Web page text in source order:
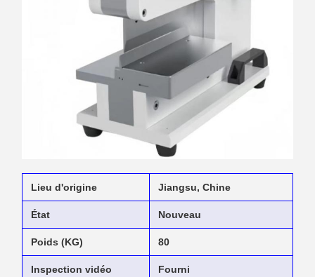
Lieu d'origine Jiangsu, Chine
État Nouveau
Poids (KG) 80
Inspection vidéo Fourni